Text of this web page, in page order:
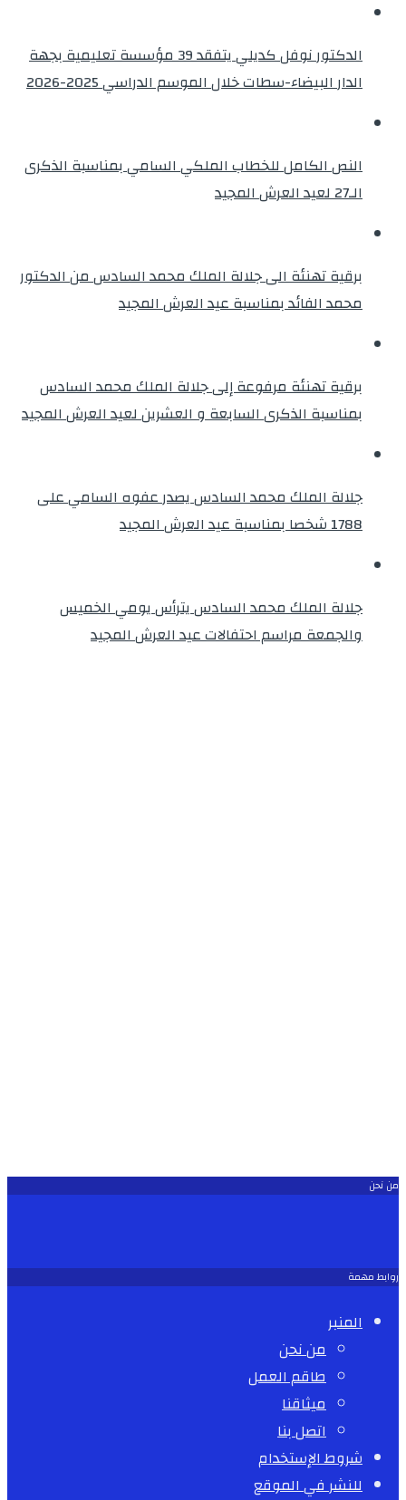
الدكتور نوفل كديلي يتفقد 39 مؤسسة تعليمية بجهة
الدار البيضاء-سطات خلال الموسم الدراسي 2025-2026
النص الكامل للخطاب الملكي السامي بمناسبة الذكرى
الـ27 لعيد العرش المجيد
برقية تهنئة الى جلالة الملك محمد السادس من الدكتور
محمد الفائد بمناسبة عيد العرش المجيد
برقية تهنئة مرفوعة إلى جلالة الملك محمد السادس
بمناسبة الذكرى السابعة و العشرين لعيد العرش المجيد
جلالة الملك محمد السادس يصدر عفوه السامي على
1788 شخصا بمناسبة عيد العرش المجيد
جلالة الملك محمد السادس يترأس يومي الخميس
والجمعة مراسم احتفالات عيد العرش المجيد
من نحن
روابط مهمة
المنبر
من نحن
طاقم العمل
ميثاقنا
اتصل بنا
شروط الإستخدام
للنشر في الموقع